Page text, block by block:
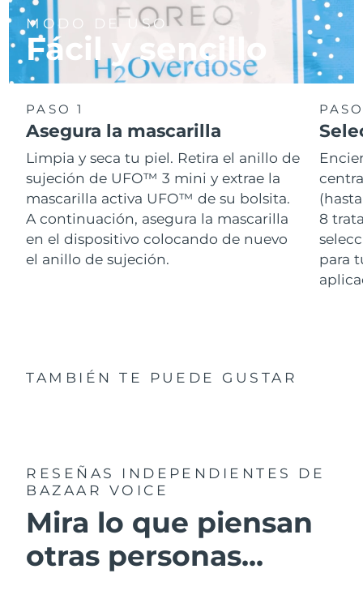
MODO DE USO
Fácil y sencillo
PASO 1
Asegura la mascarilla
Limpia y seca tu piel. Retira el anillo de
sujeción de UFO™ 3 mini y extrae la
mascarilla activa UFO™ de su bolsita.
A continuación, asegura la mascarilla
en el dispositivo colocando de nuevo
el anillo de sujeción.
8
para
TAMBIÉN TE PUEDE GUSTAR
RESEÑAS INDEPENDIENTES
DE
BAZAAR VOICE
Mira lo que piensan
otras personas...